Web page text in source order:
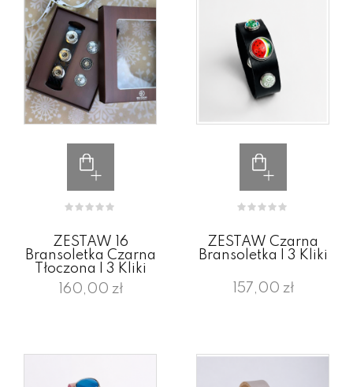
ZESTAW 16
Bransoletka Czarna
Tłoczona I 3 Kliki
160,00 zł
ZESTAW Czarna
Bransoletka I 3 Kliki
157,00 zł